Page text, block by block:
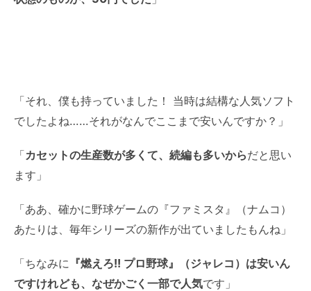
「それ、僕も持っていました！ 当時は結構な人気ソフト
でしたよね……それがなんでここまで安いんですか？」
「カセットの生産数が多くて、続編も多いからだと思い
ます」
「ああ、確かに野球ゲームの『ファミスタ』（ナムコ）
あたりは、毎年シリーズの新作が出ていましたもんね」
「ちなみに 『燃えろ!! プロ野球』（ジャレコ）は安いん
ですけれども、なぜかごく一部で人気です」